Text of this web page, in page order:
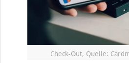
Check-Out, Quelle: